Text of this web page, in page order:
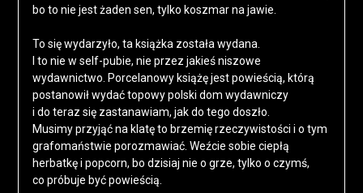
bo to nie jest żaden sen, tylko koszmar na jawie.
To się wydarzyło, ta książka została wydana.
I to nie w self-pubie, nie przez jakieś niszowe
wydawnictwo. Porcelanowy książę jest powieścią, którą
postanowił wydać topowy polski dom wydawniczy
i do teraz się zastanawiam, jak do tego doszło.
Musimy przyjąć na klatę to brzemię rzeczywistości i o tym
grafomaństwie porozmawiać. Weźcie sobie ciepłą
herbatkę i popcorn, bo dzisiaj nie o grze, tylko o czymś,
co próbuje być powieścią.